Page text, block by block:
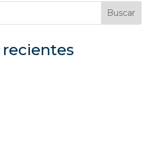
Buscar
recientes